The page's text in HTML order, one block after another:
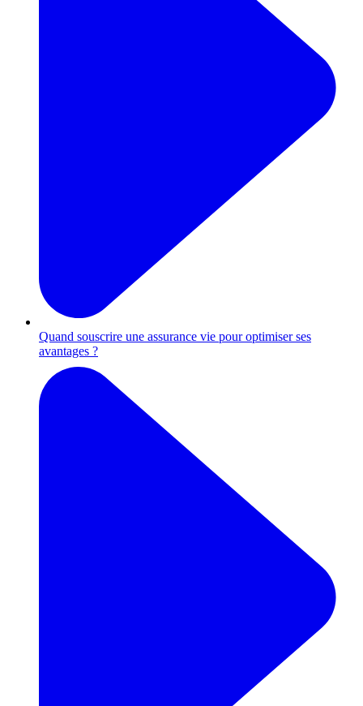
Quand souscrire une assurance vie pour optimiser ses
avantages ?